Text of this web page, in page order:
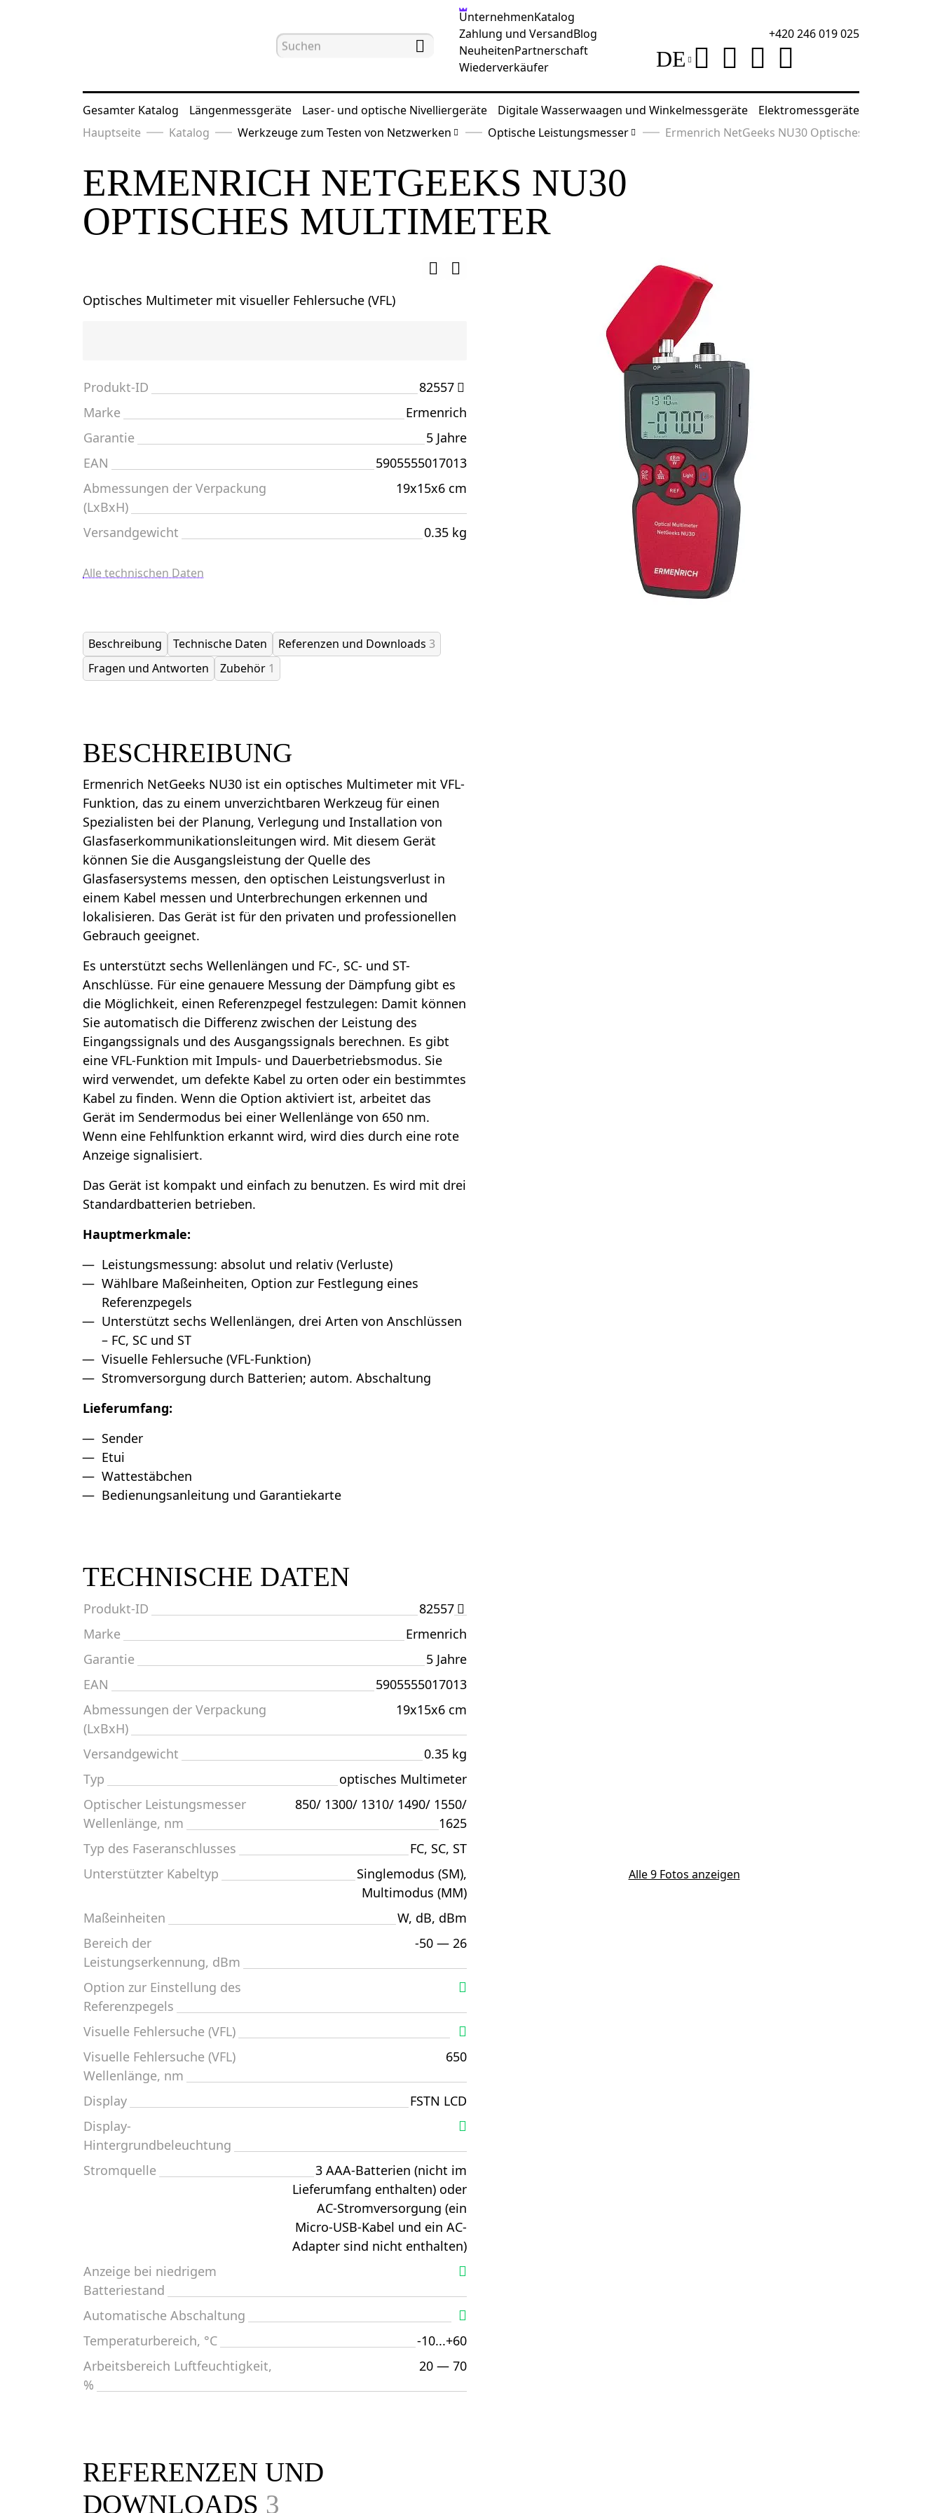
UnternehmenKatalog
Zahlung und VersandBlog
NeuheitenPartnerschaft
Wiederverkäufer
+420 246 019 025
DE
Gesamter Katalog Längenmessgeräte Laser- und optische Nivelliergeräte Digitale Wasserwaagen und Winkelmessgeräte
Elektromessgeräte
Hauptseite
Katalog Werkzeuge zum Testen von Netzwerken Optische Leistungsmesser Ermenrich NetGeeks NU30 Optisches Multimeter
ERMENRICH NETGEEKS NU30
OPTISCHES MULTIMETER
Alle 9 Fotos anzeigen
Optisches Multimeter mit visueller Fehlersuche (VFL)
Produkt-ID
82557
Marke
Ermenrich
Garantie
5 Jahre
EAN
5905555017013
Abmessungen der Verpackung
(LxBxH)
19x15x6 cm
Versandgewicht 0.35 kg
Alle technischen Daten
Beschreibung Technische Daten Referenzen und Downloads 3
Fragen und Antworten
Zubehör 1
BESCHREIBUNG
Ermenrich NetGeeks NU30 ist ein optisches Multimeter mit VFL-
Funktion, das zu einem unverzichtbaren Werkzeug für einen
Spezialisten bei der Planung, Verlegung und Installation von
Glasfaserkommunikationsleitungen wird. Mit diesem Gerät
können Sie die Ausgangsleistung der Quelle des
Glasfasersystems messen, den optischen Leistungsverlust in
einem Kabel messen und Unterbrechungen erkennen und
lokalisieren. Das Gerät ist für den privaten und professionellen
Gebrauch geeignet.
Es unterstützt sechs Wellenlängen und FC-, SC- und ST-
Anschlüsse. Für eine genauere Messung der Dämpfung gibt es
die Möglichkeit, einen Referenzpegel festzulegen: Damit können
Sie automatisch die Differenz zwischen der Leistung des
Eingangssignals und des Ausgangssignals berechnen. Es gibt
eine VFL-Funktion mit Impuls- und Dauerbetriebsmodus. Sie
wird verwendet, um defekte Kabel zu orten oder ein bestimmtes
Kabel zu finden. Wenn die Option aktiviert ist, arbeitet das
Gerät im Sendermodus bei einer Wellenlänge von 650 nm.
Wenn eine Fehlfunktion erkannt wird, wird dies durch eine rote
Anzeige signalisiert.
Das Gerät ist kompakt und einfach zu benutzen. Es wird mit drei
Standardbatterien betrieben.
Hauptmerkmale:
Leistungsmessung: absolut und relativ (Verluste)
Wählbare Maßeinheiten, Option zur Festlegung eines
Referenzpegels
Unterstützt sechs Wellenlängen, drei Arten von Anschlüssen
– FC, SC und ST
Visuelle Fehlersuche (VFL-Funktion)
Stromversorgung durch Batterien; autom. Abschaltung
Lieferumfang:
Sender
Etui
Wattestäbchen
Bedienungsanleitung und Garantiekarte
TECHNISCHE DATEN
Produkt-ID
82557
Marke
Ermenrich
Garantie
5 Jahre
EAN
5905555017013
Abmessungen der Verpackung
(LxBxH)
19x15x6 cm
Versandgewicht
0.35 kg
Typ
optisches Multimeter
Optischer Leistungsmesser
Wellenlänge, nm
850/ 1300/ 1310/ 1490/ 1550/
1625
Typ des Faseranschlusses
FC, SC, ST
Unterstützter Kabeltyp
Singlemodus (SM),
Multimodus (MM)
Maßeinheiten
W, dB, dBm
Bereich der
Leistungserkennung, dBm
-50 — 26
Option zur Einstellung des
Referenzpegels
Visuelle Fehlersuche (VFL)
Visuelle Fehlersuche (VFL)
Wellenlänge, nm
650
Display
FSTN LCD
Display-
Hintergrundbeleuchtung
Stromquelle
3 AAA-Batterien (nicht im
Lieferumfang enthalten) oder
AC-Stromversorgung (ein
Micro-USB-Kabel und ein AC-
Adapter sind nicht enthalten)
Anzeige bei niedrigem
Batteriestand
Automatische Abschaltung
Temperaturbereich, °C
-10...+60
Arbeitsbereich Luftfeuchtigkeit,
%
20 — 70
REFERENZEN UND
DOWNLOADS 3